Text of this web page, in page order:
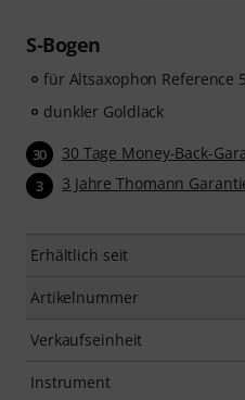
S-Bogen
für Altsaxophon Reference
dunkler Goldlack
30 30 Tage Money-Back-
3 3 Jahre Thomann
Erhältlich seit
Artikelnummer
Verkaufseinheit
Instrument